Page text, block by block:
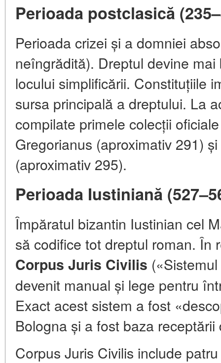
Perioada postclasică
Perioada crizei și a domniei
neîngrădită). Dreptul devine
locului simplificării. Constituțiile
sursa principală a dreptului. La
compilate primele colecții
Gregorianus (aproximativ 291)
(aproximativ 295).
Perioada Iustiniană
Împăratul bizantin Iustinian cel
să codifice tot dreptul roman. În
Corpus Juris Civilis
devenit manual și lege pentru
Exact acest sistem a fost
Bologna și a fost baza
Corpus Juris Civilis include